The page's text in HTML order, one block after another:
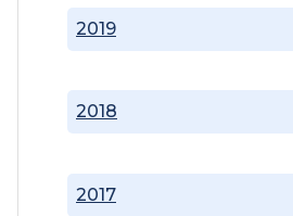
2017
2018
2019